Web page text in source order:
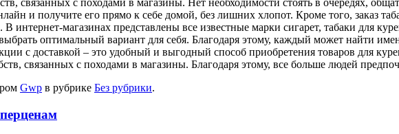
связанных с походами в магазины. Нет необходимости стоять в очередях,
и получите его прямо к себе домой, без лишних хлопот. Кроме того, заказ
интернет-магазинах представлены все известные марки сигарет, табаки для
оптимальный вариант для себя. Благодаря этому, каждый может найти
с доставкой – это удобный и выгодный способ приобретения товаров для
связанных с походами в магазины. Благодаря этому, все больше людей
Gwp в рубрике Без рубрики.